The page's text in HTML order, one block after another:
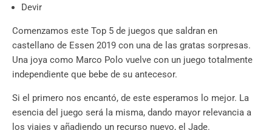
Devir
Comenzamos este Top 5 de juegos que saldran en
castellano de Essen 2019 con una de las gratas sorpresas.
Una joya como Marco Polo vuelve con un juego totalmente
independiente que bebe de su antecesor.
Si el primero nos encantó, de este esperamos lo mejor. La
esencia del juego será la misma, dando mayor relevancia a
los viajes y añadiendo un recurso nuevo, el Jade.